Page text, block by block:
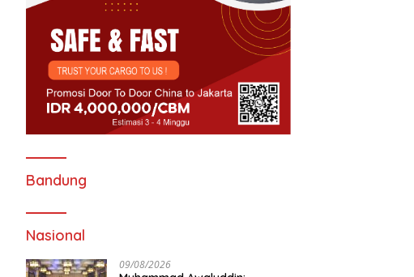
Bandung
Nasional
09/08/2026